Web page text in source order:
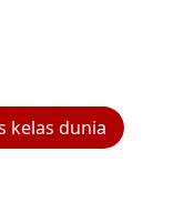
kelas dunia